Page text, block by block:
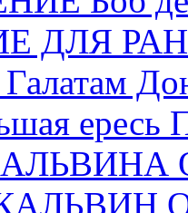
ДЛЯ
ересь